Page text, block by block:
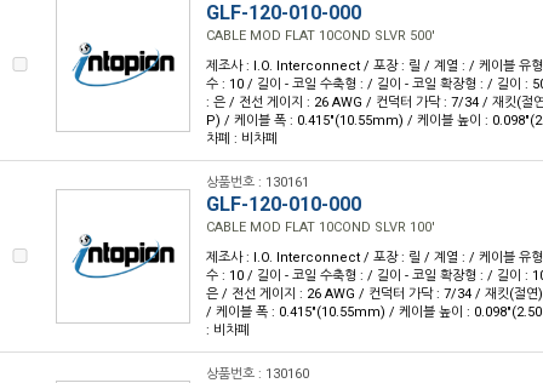
GLF-120-010-000
CABLE MOD FLAT 10COND SLVR 500'
제조사 : I.O. Interconnect / 포장 : 릴 / 계열 : / 케이블 유형
수 : 10 / 길이 - 코일 수축형 : / 길이 - 코일 확장형 : / 길이 :
: 은 / 전선 게이지 : 26 AWG / 컨덕터 가닥 : 7/34 / 재킷(절
P) / 케이블 폭 : 0.415"(10.55mm) / 케이블 높이 :
차폐 : 비차폐
상품번호 : 130161
GLF-120-010-000
CABLE MOD FLAT 10COND SLVR 100'
제조사 : I.O. Interconnect / 포장 : 릴 / 계열 : / 케이블 유형
수 : 10 / 길이 - 코일 수축형 : / 길이 - 코일 확장형 : / 길이 :
은 / 전선 게이지 : 26 AWG / 컨덕터 가닥 : 7/34 / 재킷(절연
/ 케이블 폭 : 0.415"(10.55mm) / 케이블 높이 :
: 비차폐
상품번호 : 130160